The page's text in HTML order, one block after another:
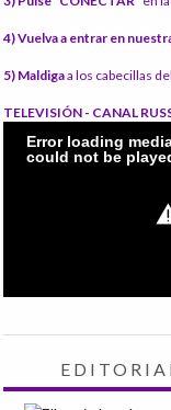
4) Vuelva a entrar en
5) Maldigaa los cabecillas
TELEVISIÓN - CANAL